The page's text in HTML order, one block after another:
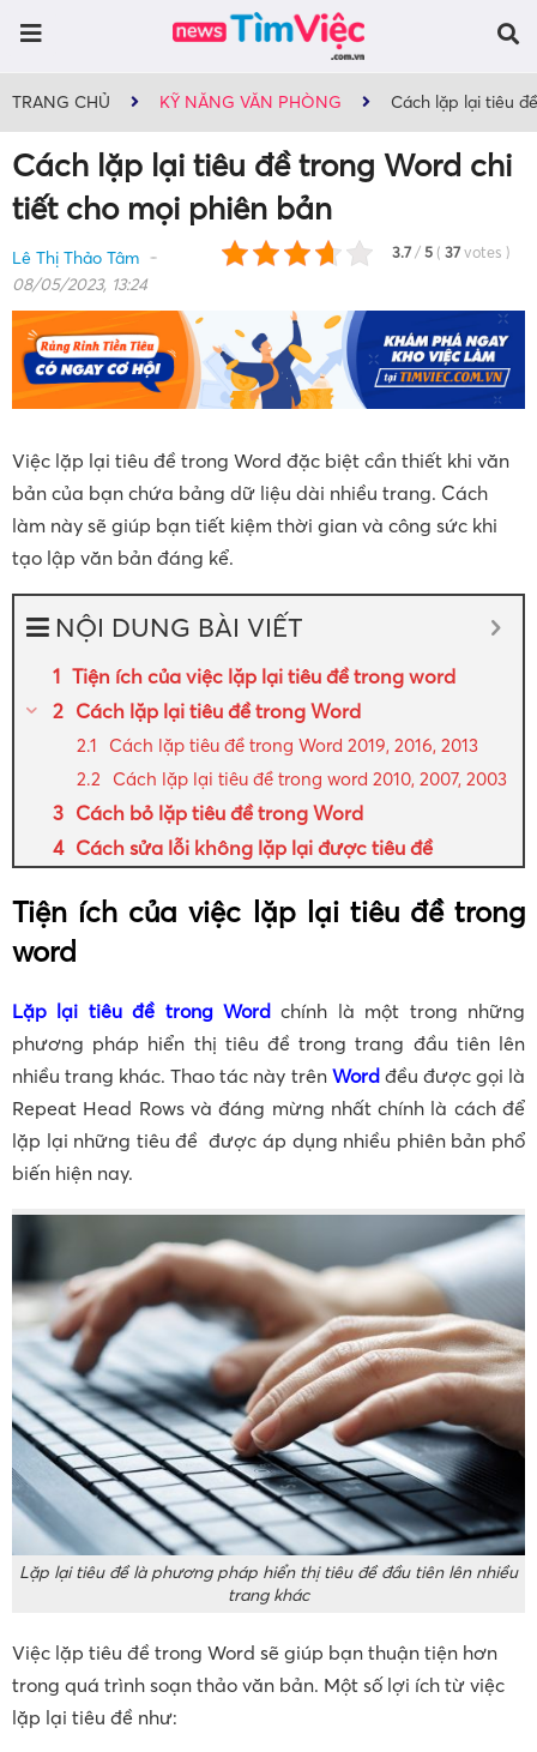
TRANG CHỦ KỸ NĂNG VĂN PHÒNG Cách lặp lại tiêu
Cách lặp lại tiêu đề trong Word chi
tiết cho mọi phiên bản
3.7 / 5 ( 37 votes )
Lê Thị Thảo Tâm
08/05/2023, 13:24
Việc lặp lại tiêu đề trong Word đặc biệt cần thiết khi văn
bản của bạn chứa bảng dữ liệu dài nhiều trang. Cách
làm này sẽ giúp bạn tiết kiệm thời gian và công sức khi
tạo lập văn bản đáng kể.
NỘI DUNG BÀI VIẾT
Tiện ích của việc lặp lại tiêu đề trong word
Cách lặp lại tiêu đề trong Word
Cách lặp tiêu đề trong Word 2019, 2016, 2013
Cách lặp lại tiêu đề trong word 2010, 2007, 2003
Cách bỏ lặp tiêu đề trong Word
Cách sửa lỗi không lặp lại được tiêu đề
Tiện ích của việc lặp lại tiêu đề trong
word
Lặp lại tiêu đề trong Word chính là một trong những
phương pháp hiển thị tiêu đề trong trang đầu tiên lên
nhiều trang khác. Thao tác này trên Wordđều được gọi là
Repeat Head Rows và đáng mừng nhất chính là cách để
lặp lại những tiêu đề được áp dụng nhiều phiên bản phổ
biến hiện nay.
Lặp lại tiêu đề là phương pháp hiển thị tiêu đề đầu tiên lên nhiều
trang khác
Việc lặp tiêu đề trong Word sẽ giúp bạn thuận tiện hơn
trong quá trình soạn thảo văn bản. Một số lợi ích từ việc
lặp lại tiêu đề như: